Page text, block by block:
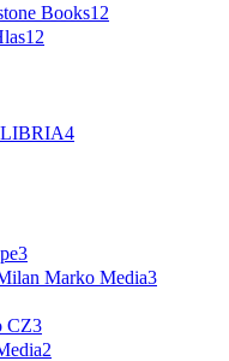
Books12
12
4
3
Marko Media3
CZ3
2